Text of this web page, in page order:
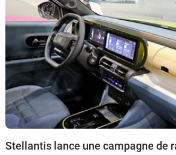
Français ont-ils réellement matière se
sommes allés voir chez nos voisins
Stellantis lance une campagne de